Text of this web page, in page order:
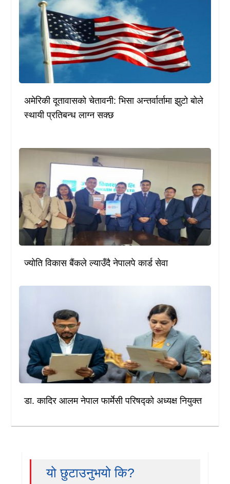
अमेरिकी दूतावासको चेतावनी: भिसा अन्तर्वार्तामा झुटो बोले
स्थायी प्रतिबन्ध लाग्न सक्छ
ज्योति विकास बैंकले ल्याउँदै नेपालपे कार्ड सेवा
डा. कादिर आलम नेपाल फार्मेसी परिषद्को अध्यक्ष नियुक्त
यो छुटाउनुभयो कि?